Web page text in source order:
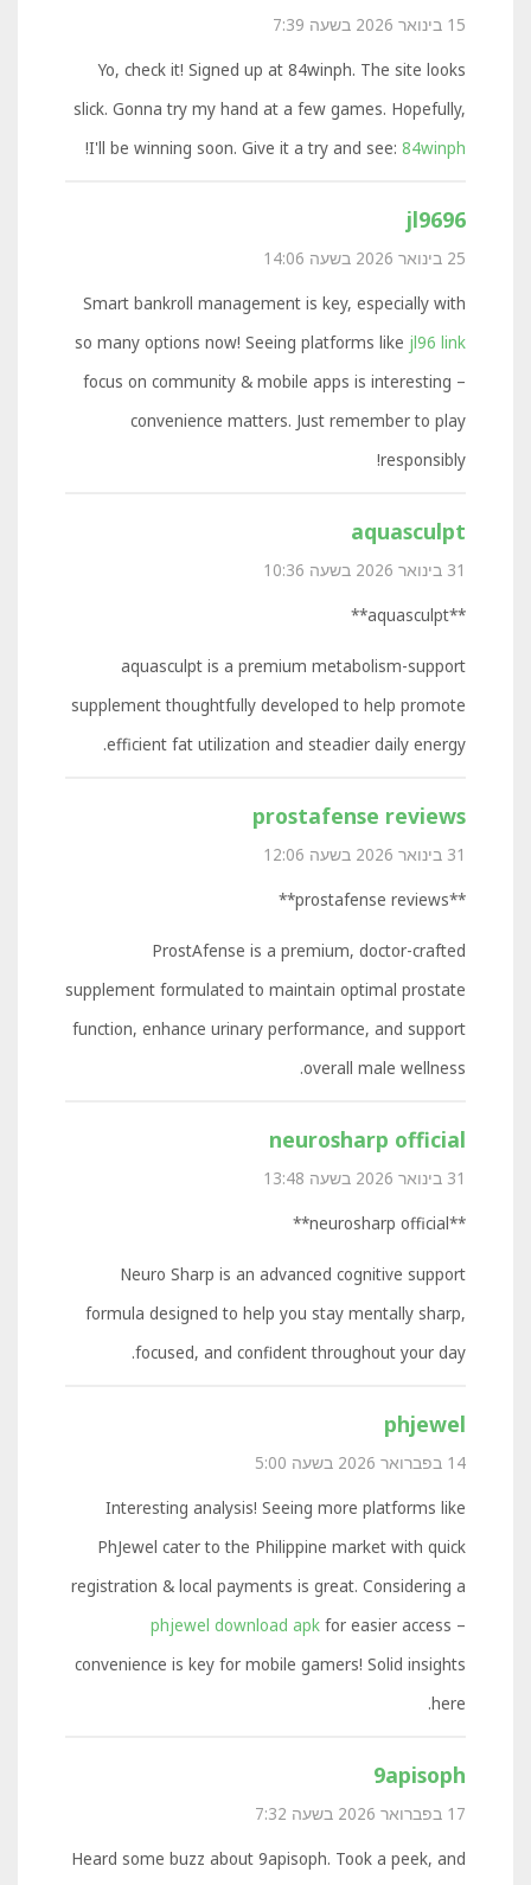
15 בינואר 2026 בשעה 7:39
Yo, check it! Signed up at 84winph. The site looks
slick. Gonna try my hand at a few games. Hopefully,
I'll be winning soon. Give it a try and see: 84winph
!
jl9696
25 בינואר 2026 בשעה 14:06
Smart bankroll management is key, especially with
so many options now! Seeing platforms like jl96 link
focus on community & mobile apps is interesting –
convenience matters. Just remember to play
responsibly!
aquasculpt
31 בינואר 2026 בשעה 10:36
**aquasculpt**
aquasculpt is a premium metabolism-support
supplement thoughtfully developed to help promote
efficient fat utilization and steadier daily energy.
prostafense reviews
31 בינואר 2026 בשעה 12:06
**prostafense reviews**
ProstAfense is a premium, doctor-crafted
supplement formulated to maintain optimal prostate
function, enhance urinary performance, and support
overall male wellness.
neurosharp official
31 בינואר 2026 בשעה 13:48
**neurosharp official**
Neuro Sharp is an advanced cognitive support
formula designed to help you stay mentally sharp,
focused, and confident throughout your day.
phjewel
14 בפברואר 2026 בשעה 5:00
Interesting analysis! Seeing more platforms like
PhJewel cater to the Philippine market with quick
registration & local payments is great. Considering a
phjewel download apk for easier access –
convenience is key for mobile gamers! Solid insights
here.
9apisoph
17 בפברואר 2026 בשעה 7:32
Heard some buzz about 9apisoph. Took a peek, and